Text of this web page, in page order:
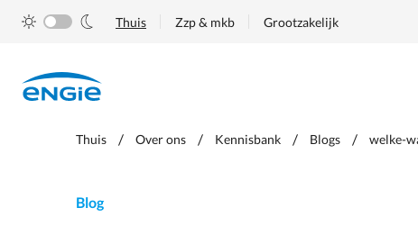
Thuis Zzp & mkb Grootzakelijk
Je
Thuis Over ons Kennisbank Blogs welke-
Blog